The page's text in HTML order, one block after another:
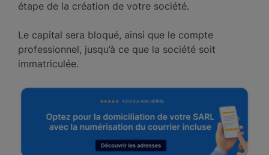
étape de la création de votre société.
Le capital sera bloqué, ainsi que le compte
professionnel, jusqu’à ce que la société soit
immatriculée.